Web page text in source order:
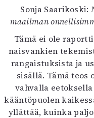
Sonja Saarikoski:
maailman
Tämä ei ole
naisvankien
rangaistuksista ja
sisällä. Tämä
vahvalla
kääntöpuolen
yllättää, kuinka